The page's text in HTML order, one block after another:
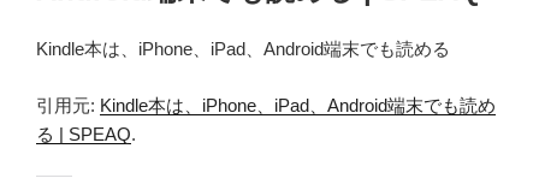
Kindle本は、iPhone、iPad、Android端末でも読める
引用元: Kindle本は、iPhone、iPad、Android端末でも読め
る | SPEAQ.